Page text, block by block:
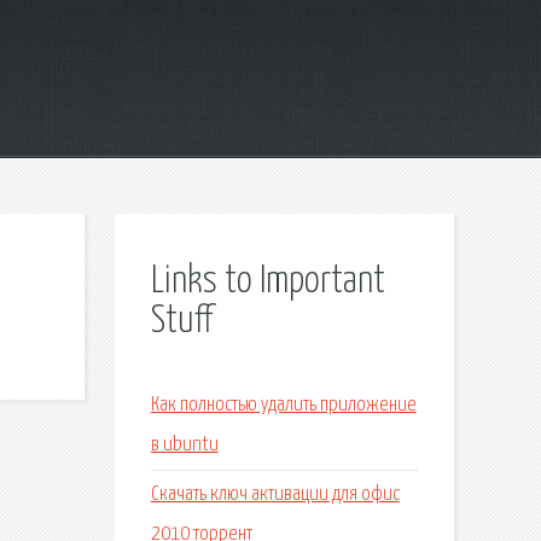
Links to Important
Stuff
Как полностью удалить приложение
в ubuntu
Скачать ключ активации для офис
2010 торрент